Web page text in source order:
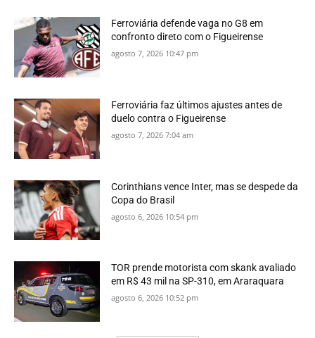
Ferroviária defende vaga no G8 em
confronto direto com o Figueirense
agosto 7, 2026 10:47 pm
Ferroviária faz últimos ajustes antes de
duelo contra o Figueirense
agosto 7, 2026 7:04 am
Corinthians vence Inter, mas se despede da
Copa do Brasil
agosto 6, 2026 10:54 pm
TOR prende motorista com skank avaliado
em R$ 43 mil na SP-310, em Araraquara
agosto 6, 2026 10:52 pm